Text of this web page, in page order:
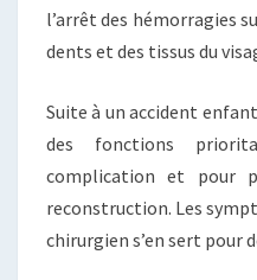
l’arrêt des hémorragies
dents et des tissus du
Suite à un accident
des fonctions
complication et pour
reconstruction. Les
chirurgien s’en sert pour